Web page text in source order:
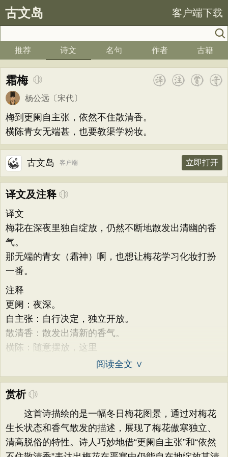
古文岛 客户端下载
推荐 诗文 名句 作者 古籍
霜梅
杨公远 〔宋代〕
梅到更阑自主张，依然不住散清香。
横陈青女无端甚，也要教渠学粉妆。
古文岛 客户端 立即打开
译文及注释
译文
梅花在深夜里独自绽放，仍然不断地散发出清幽的香
气。
那无端的青女（霜神）啊，也想让梅花学习化妆打扮
一番。
注释
更阑：夜深。
自主张：自行决定，独立开放。
散清香：散发出清新的香气。
横陈：随意摆放，这里
阅读全文 ∨
赏析
这首诗描绘的是一幅冬日梅花图景，通过对梅花
生长状态和香气散发的描述，展现了梅花傲寒独立、
清高脱俗的特性。诗人巧妙地借“更阑自主张”和“依然